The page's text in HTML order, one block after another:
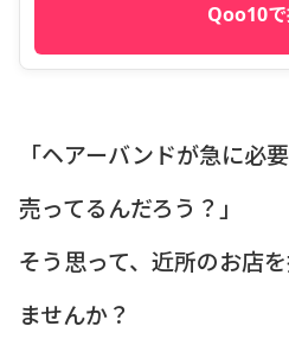
Qoo10
「ヘアーバンドが急に必
売ってるんだろう？」
そう思って、近所のお店
ませんか？